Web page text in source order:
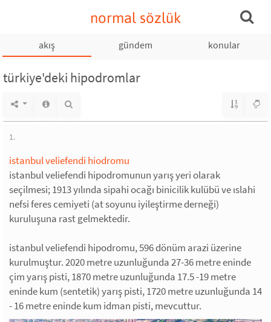
normal sözlük
akış gündem konular
türkiye'deki hipodromlar
1.
istanbul veliefendi hiodromu
istanbul veliefendi hipodromunun yarış yeri olarak
seçilmesi; 1913 yılında sipahi ocağı binicilik kulübü ve ıslahi
nefsi feres cemiyeti (at soyunu iyileştirme derneği)
kuruluşuna rast gelmektedir.
istanbul veliefendi hipodromu, 596 dönüm arazi üzerine
kurulmuştur. 2020 metre uzunluğunda 27-36 metre eninde
çim yarış pisti, 1870 metre uzunluğunda 17.5 -19 metre
eninde kum (sentetik) yarış pisti, 1720 metre uzunluğunda 14
- 16 metre eninde kum idman pisti, mevcuttur.